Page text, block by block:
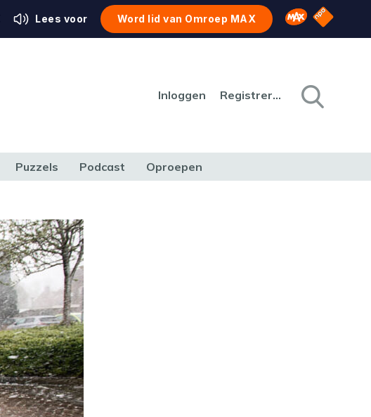
Lees voor Word lid van Omroep MAX Omroep MAX
NPO
Inloggen Registreren
Puzzels Podcast Oproepen